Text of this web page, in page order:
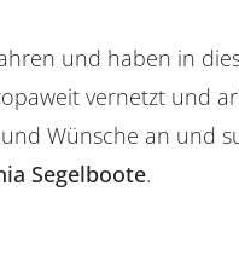
und haben in
vernetzt
Wünsche an und
Segelboote.